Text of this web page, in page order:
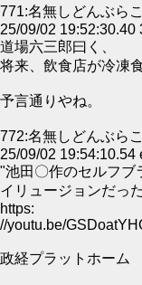
771:名無しどんぶらこ
25/09/02 19:52:30.40
道場六三郎曰く、
将来、飲食店が冷凍
予言通りやね。
772:名無しどんぶらこ
25/09/02 19:54:10.54
"池田〇作のセルフブ
イリュージョンだ
https:
//youtu.be/
政経プラットホーム